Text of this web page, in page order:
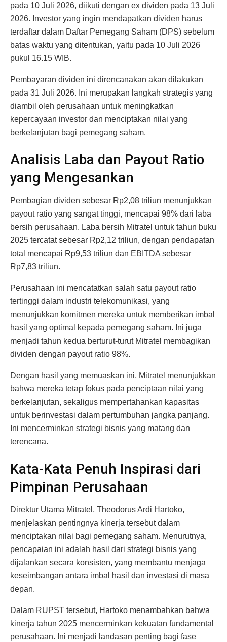
pada 10 Juli 2026, diikuti dengan ex dividen pada 13 Juli
2026. Investor yang ingin mendapatkan dividen harus
terdaftar dalam Daftar Pemegang Saham (DPS) sebelum
batas waktu yang ditentukan, yaitu pada 10 Juli 2026
pukul 16.15 WIB.
Pembayaran dividen ini direncanakan akan dilakukan
pada 31 Juli 2026. Ini merupakan langkah strategis yang
diambil oleh perusahaan untuk meningkatkan
kepercayaan investor dan menciptakan nilai yang
berkelanjutan bagi pemegang saham.
Analisis Laba dan Payout Ratio
yang Mengesankan
Pembagian dividen sebesar Rp2,08 triliun menunjukkan
payout ratio yang sangat tinggi, mencapai 98% dari laba
bersih perusahaan. Laba bersih Mitratel untuk tahun buku
2025 tercatat sebesar Rp2,12 triliun, dengan pendapatan
total mencapai Rp9,53 triliun dan EBITDA sebesar
Rp7,83 triliun.
Perusahaan ini mencatatkan salah satu payout ratio
tertinggi dalam industri telekomunikasi, yang
menunjukkan komitmen mereka untuk memberikan imbal
hasil yang optimal kepada pemegang saham. Ini juga
menjadi tahun kedua berturut-turut Mitratel membagikan
dividen dengan payout ratio 98%.
Dengan hasil yang memuaskan ini, Mitratel menunjukkan
bahwa mereka tetap fokus pada penciptaan nilai yang
berkelanjutan, sekaligus mempertahankan kapasitas
untuk berinvestasi dalam pertumbuhan jangka panjang.
Ini mencerminkan strategi bisnis yang matang dan
terencana.
Kata-Kata Penuh Inspirasi dari
Pimpinan Perusahaan
Direktur Utama Mitratel, Theodorus Ardi Hartoko,
menjelaskan pentingnya kinerja tersebut dalam
menciptakan nilai bagi pemegang saham. Menurutnya,
pencapaian ini adalah hasil dari strategi bisnis yang
dijalankan secara konsisten, yang membantu menjaga
keseimbangan antara imbal hasil dan investasi di masa
depan.
Dalam RUPST tersebut, Hartoko menambahkan bahwa
kinerja tahun 2025 mencerminkan kekuatan fundamental
perusahaan. Ini menjadi landasan penting bagi fase